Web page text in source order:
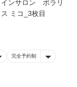
完全予約制